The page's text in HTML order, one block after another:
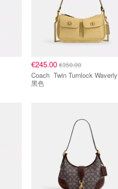
€245.00 €350.00
Coach Twin Turnlock Waverly 包
黑色